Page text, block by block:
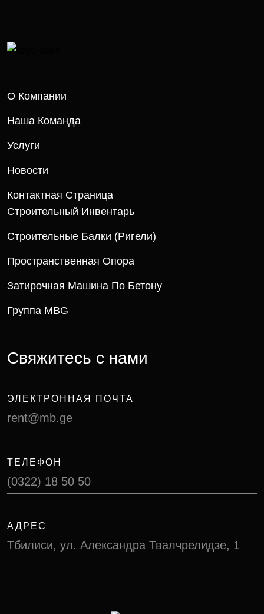
О Компании
Наша Команда
Услуги
Новости
Контактная Страница
Строительный Инвентарь
Строительные Балки (ригели)
Пространственная Опора
Затирочная Машина По Бетону
Группа MBG
Свяжитесь с нами
ЭЛЕКТРОННАЯ ПОЧТА
rent@mb.ge
ТЕЛЕФОН
(0322) 18 50 50
АДРЕС
Тбилиси, ул. Александра Твалчрелидзе, 1